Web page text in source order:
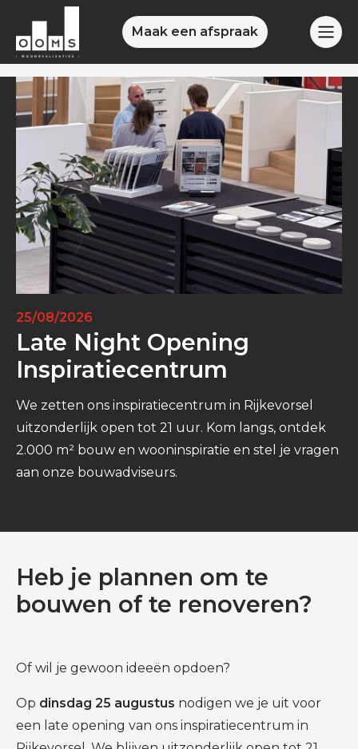
Maak een afspraak
25/08/2026
Late Night Opening
Inspiratiecentrum
We zetten ons inspiratiecentrum in Rijkevorsel
uitzonderlijk open tot 21 uur. Kom langs, ontdek
2.000 m² bouw en wooninspiratie en stel je vragen
aan onze bouwadviseurs.
Heb je plannen om te
bouwen of te renoveren?
Of wil je gewoon ideeën opdoen?
Op dinsdag 25 augustus nodigen we je uit voor
een late opening van ons inspiratiecentrum in